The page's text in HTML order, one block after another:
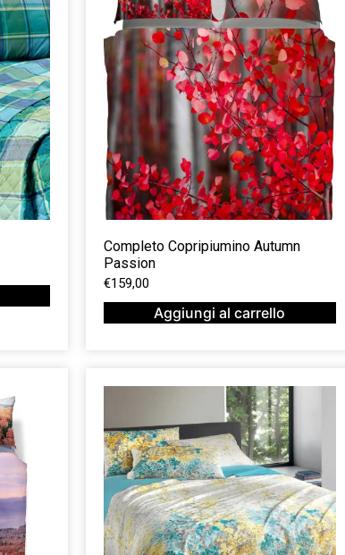
Completo Copripiumino Autumn
Passion
€159,00
Aggiungi al carrello